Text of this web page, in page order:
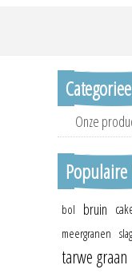
Onze
bol bruin
meergranen
tarwe graan